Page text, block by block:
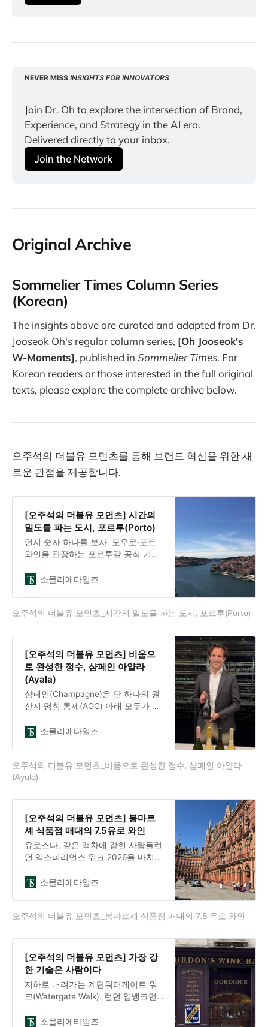
NEVER MISS INSIGHTS FOR INNOVATORS
Join Dr. Oh to explore the intersection of Brand,
Experience, and Strategy in the AI era.
Delivered directly to your inbox.
Join the Network
Original Archive
Sommelier Times Column Series
(Korean)
The insights above are curated and adapted from Dr.
Jooseok Oh's regular column series, [Oh Jooseok's
W-Moments], published in Sommelier Times. For
Korean readers or those interested in the full original
texts, please explore the complete archive below.
오주석의 더블유 모먼츠를 통해 브랜드 혁신을 위한 새
로운 관점을 제공합니다.
[오주석의 더블유 모먼츠] 시간의
밀도를 파는 도시, 포르투(Porto)
먼저 숫자 하나를 보자. 도우로·포트
와인을 관장하는 포르투갈 공식 기구
e do Porto)의 통계에 따르면, 포트 와
년 사이 16% 줄었다. 그런데 같은 기
로 커졌고, 시장조사기관들은 2030
년까지 해마다 5% 이상의 성장을 내
다본다. 판매량은 줄지만 가치는 높아
지는 와인. 어떻게 이런 일이 가능한
가. 어쩌면 나는 이 질문의 답을 10년
전 포르투에
소믈리에타임즈
오주석의 더블유 모먼츠_시간의 밀도을 파는 도시, 포르투(Porto)
[오주석의 더블유 모먼츠] 비움으
로 완성한 정수, 샴페인 아얄라
(Ayala)
샴페인(Champagne)은 단 하나의 원
산지 명칭 통제(AOC) 아래 모두가 같
양조의 방법도 정해져 있다. 그래서
엇을 남기고 무엇을 버릴지, 그 선택
만이 브랜드를 가른다. 6월의 어느 저
여 주는 메종을 다시 만났다. 아얄라
(Ayala)다.같은 마을, 결국 철학의 싸
움이다지난해 봄 나는 같은 마을 아이
(Aÿ)에서 볼랭져(Bollinger)를 만났다.
자체 오크통에서 발효하고, 매그
소믈리에타임즈
오주석의 더블유 모먼츠_비움으로 완성한 정수, 샴페인 아얄라
(Ayala)
[오주석의 더블유 모먼츠] 봉마르
셰 식품점 매대의 7.5유로 와인
유로스타, 같은 객차에 갇힌 사람들런
던 익스피리언스 위크 2026을 마치고
남짓. 도시의 중심에서 도시의 중심으
먼저 무너졌다.세인트 판크라스역의
킬로가 넘는 트렁크를 직접 들어 올려
야 했다. 연약한 할머니, 어린 학생, 작
은 체구의 여행자에게 유로스타는 기
차가 아니라 데드리프트 테스트다. 객
차에 오른 뒤에는 다른 장면이 펼쳐졌
다. 모엣 샹동(Moët & Chandon) 한
소믈리에타임즈
오주석의 더블유 모먼츠_봉마르셰 식품점 매대의 7.5 유로 와인
[오주석의 더블유 모먼츠] 가장 강
한 기술은 사람이다
지하로 내려가는 계단워터게이트 워
크(Watergate Walk). 런던 임뱅크먼
안쪽에 간판이 하나 있다.“Gordon’s
소믈리에타임즈